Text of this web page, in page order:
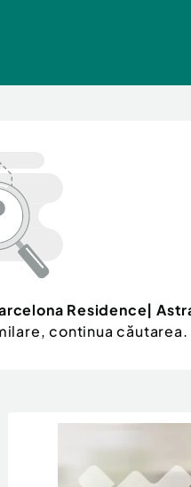
Residence|
continua căutarea.